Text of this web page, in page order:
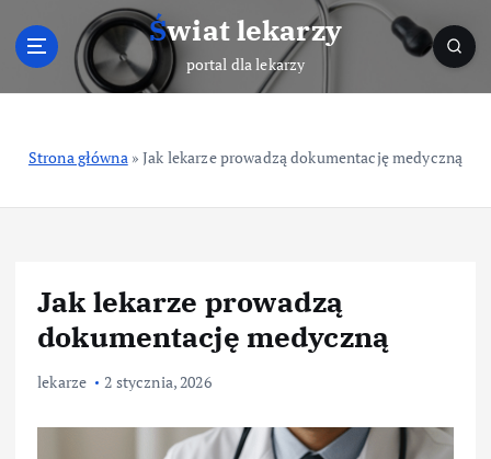
n
Świat lekarzy
portal dla lekarzy
Strona główna»Jak lekarze prowadzą dokumentację medyczną
Jak lekarze prowadzą
dokumentację medyczną
lekarze 2 stycznia, 2026